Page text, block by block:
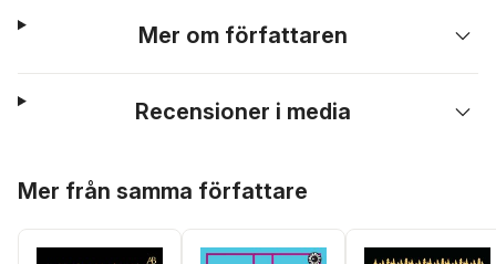
Mer om författaren
Recensioner i media
Mer från samma författare